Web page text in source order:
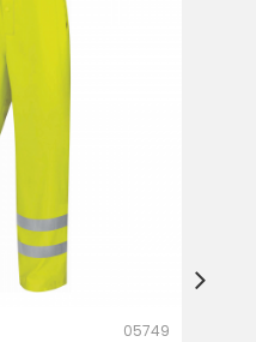
05749